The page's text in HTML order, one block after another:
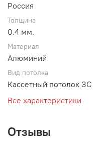
Россия
Толщина
0.4 мм.
Материал
Алюминий
Вид потолка
Кассетный потолок ЗС
Все характеристики
Отзывы